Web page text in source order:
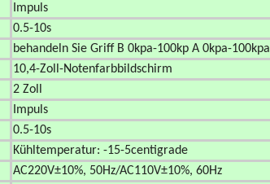
Impuls
0.5-10s
behandeln Sie Griff B 0kpa-100kp A 0kpa-100kpa
10,4-Zoll-Notenfarbbildschirm
2 Zoll
Impuls
0.5-10s
Kühltemperatur: -15-5centigrade
AC220V±10%, 50Hz/AC110V±10%, 60Hz